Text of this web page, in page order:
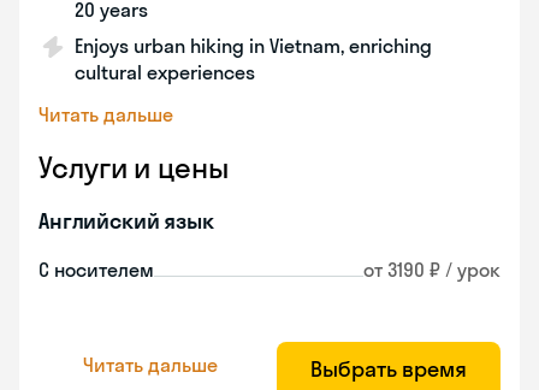
20 years
Enjoys urban hiking in Vietnam, enriching
cultural experiences
Читать дальше
Услуги и цены
Английский язык
С носителем от 3190 ₽ / урок
Читать дальше Выбрать время